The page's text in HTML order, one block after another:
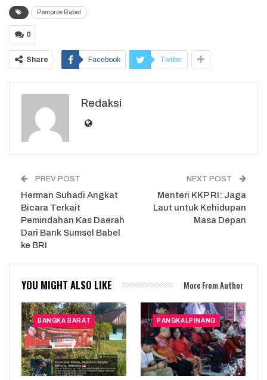
Pemprov Babel
0
Share Facebook Twitter
Redaksi
PREV POST
Herman Suhadi Angkat
Bicara Terkait
Pemindahan Kas Daerah
Dari Bank Sumsel Babel
ke BRI
NEXT POST
Menteri KKP RI: Jaga
Laut untuk Kehidupan
Masa Depan
YOU MIGHT ALSO LIKE More From Author
BANGKA BARAT PANGKALPINANG